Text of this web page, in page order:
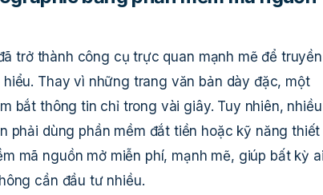
trở thành công cụ trực quan mạnh mẽ để
Thay vì những trang văn bản dày đặc, một
bắt thông tin chỉ trong vài giây. Tuy nhiên, nhiều
phải dùng phần mềm đắt tiền hoặc kỹ năng thiết
mã nguồn mở miễn phí, mạnh mẽ, giúp bất kỳ
cần đầu tư nhiều.